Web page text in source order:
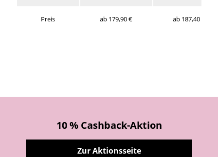
Preis ab 179,90 € ab 187,40 €
10 % Cashback-Aktion
Zur Aktionsseite